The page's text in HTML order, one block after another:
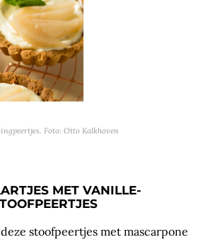
Foto: Otto Kalkhoven
MET VANILLE-
stoofpeertjes met mascarpone